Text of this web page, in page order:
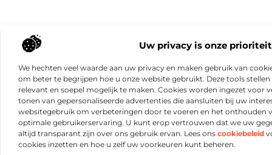
Uw privacy is onze prioriteit
We hechten veel waarde aan uw privacy en maken gebruik van
om beter te begrijpen hoe u onze website gebruikt. Deze tools
relevant en soepel mogelijk te maken. Cookies worden ingezet voor
tonen van gepersonaliseerde advertenties die aansluiten bij uw
websitegebruik om verbeteringen door te voeren en het onthouden
optimale gebruikerservaring. U kunt erop vertrouwen dat we uw
altijd transparant zijn over ons gebruik ervan. Lees ons cookiebeleid
cookies inzetten en hoe u zelf uw voorkeuren kunt beheren.